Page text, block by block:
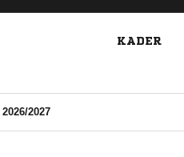
KADER
2026/2027